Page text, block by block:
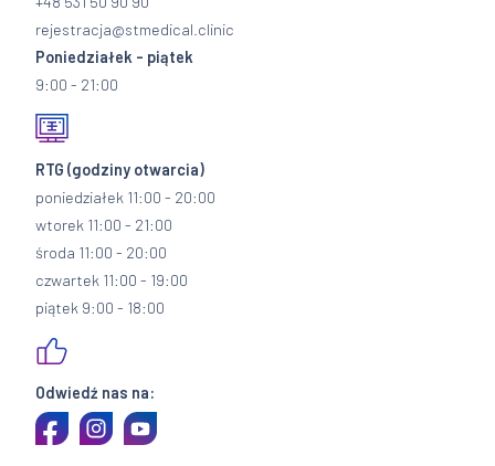
rejestracja@stmedical.clinic
Poniedziałek - piątek
9:00 - 21:00
RTG (godziny otwarcia)
poniedziałek 11:00 - 20:00
wtorek 11:00 - 21:00
środa 11:00 - 20:00
czwartek 11:00 - 19:00
piątek 9:00 - 18:00
Odwiedź nas na: